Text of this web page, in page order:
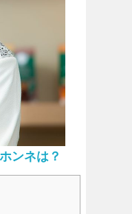
ンネは？